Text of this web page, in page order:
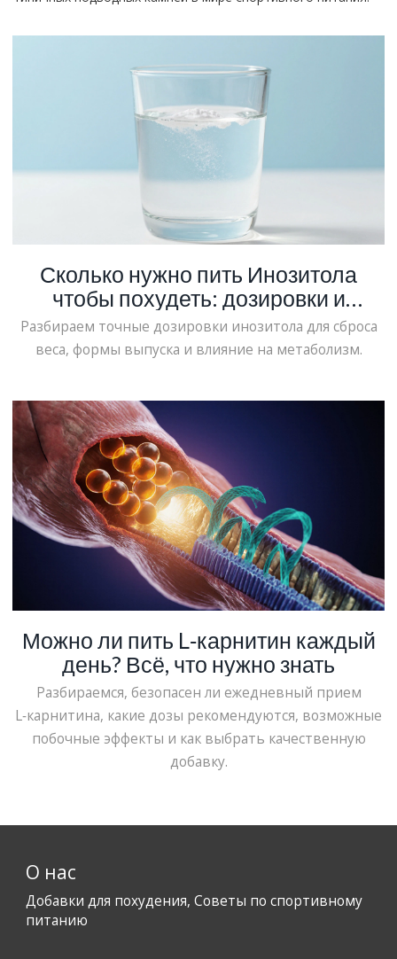
Сколько нужно пить Инозитола
чтобы похудеть: дозировки и
эффективность
Разбираем точные дозировки инозитола для сброса
веса, формы выпуска и влияние на метаболизм.
Можно ли пить L‑карнитин каждый
день? Всё, что нужно знать
Разбираемся, безопасен ли ежедневный прием
L‑карнитина, какие дозы рекомендуются, возможные
побочные эффекты и как выбрать качественную
добавку.
О нас
Добавки для похудения, Советы по спортивному
питанию